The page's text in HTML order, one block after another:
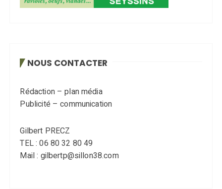
NOUS CONTACTER
Rédaction – plan média
Publicité – communication
Gilbert PRECZ
TEL : 06 80 32 80 49
Mail : gilbertp@sillon38.com